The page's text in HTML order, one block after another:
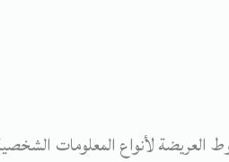
العريضة لأنواع المعلومات